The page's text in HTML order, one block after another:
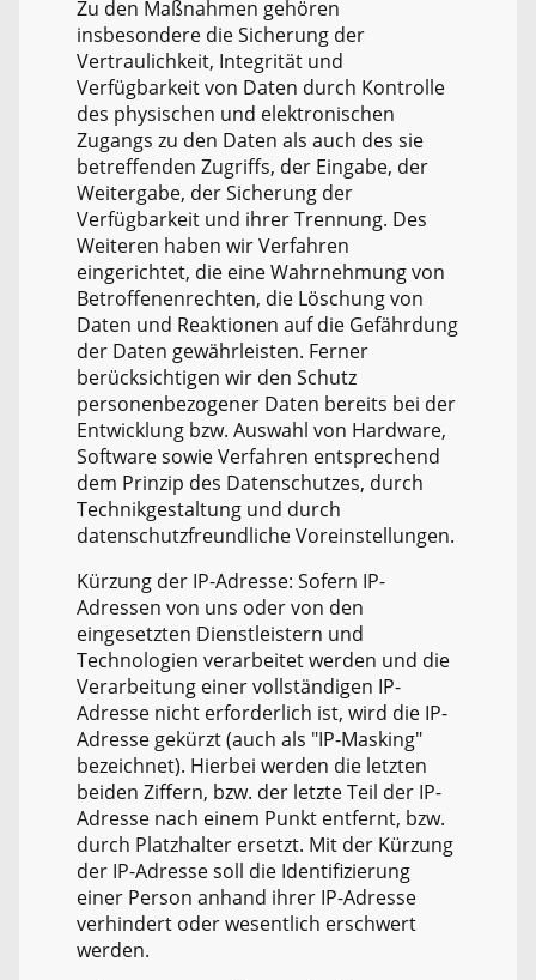
Zu den Maßnahmen gehören
insbesondere die Sicherung der
Vertraulichkeit, Integrität und
Verfügbarkeit von Daten durch Kontrolle
des physischen und elektronischen
Zugangs zu den Daten als auch des sie
betreffenden Zugriffs, der Eingabe, der
Weitergabe, der Sicherung der
Verfügbarkeit und ihrer Trennung. Des
Weiteren haben wir Verfahren
eingerichtet, die eine Wahrnehmung von
Betroffenenrechten, die Löschung von
Daten und Reaktionen auf die Gefährdung
der Daten gewährleisten. Ferner
berücksichtigen wir den Schutz
personenbezogener Daten bereits bei der
Entwicklung bzw. Auswahl von Hardware,
Software sowie Verfahren entsprechend
dem Prinzip des Datenschutzes, durch
Technikgestaltung und durch
datenschutzfreundliche Voreinstellungen.
Kürzung der IP-Adresse: Sofern IP-
Adressen von uns oder von den
eingesetzten Dienstleistern und
Technologien verarbeitet werden und die
Verarbeitung einer vollständigen IP-
Adresse nicht erforderlich ist, wird die IP-
Adresse gekürzt (auch als "IP-Masking"
bezeichnet). Hierbei werden die letzten
beiden Ziffern, bzw. der letzte Teil der IP-
Adresse nach einem Punkt entfernt, bzw.
durch Platzhalter ersetzt. Mit der Kürzung
der IP-Adresse soll die Identifizierung
einer Person anhand ihrer IP-Adresse
verhindert oder wesentlich erschwert
werden.